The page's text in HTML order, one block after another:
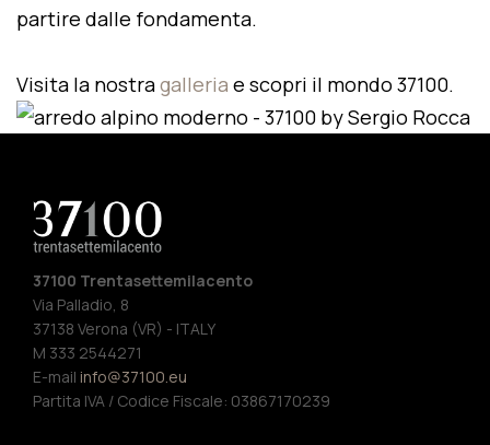
partire dalle fondamenta.
Visita la nostragalleria e scopri il mondo 37100.
37100 Trentasettemilacento
Via Palladio, 8
37138 Verona (VR) - ITALY
M 333 2544271
E-mail info@37100.eu
Partita IVA / Codice Fiscale: 03867170239